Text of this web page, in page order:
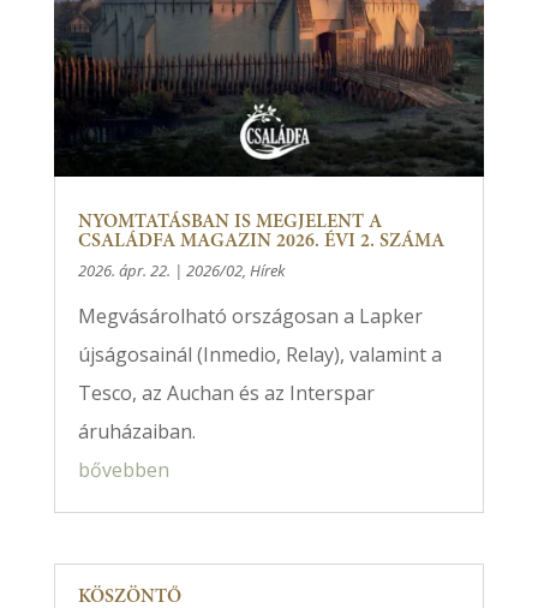
NYOMTATÁSBAN IS MEGJELENT A
CSALÁDFA MAGAZIN 2026. ÉVI 2. SZÁMA
2026. ápr. 22. | 2026/02, Hírek
Megvásárolható országosan a Lapker
újságosainál (Inmedio, Relay), valamint a
Tesco, az Auchan és az Interspar
áruházaiban.
bővebben
KÖSZÖNTŐ